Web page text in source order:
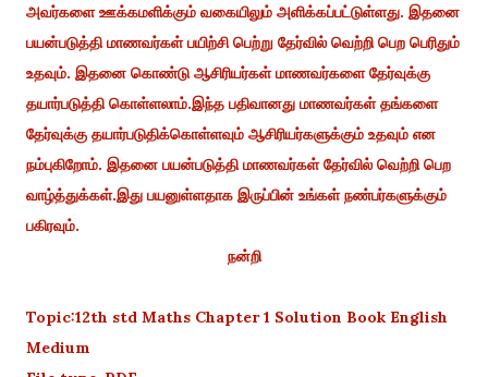
அவர்களை ஊக்கமளிக்கும் வகையிலும் அளிக்கப்பட்டுள்ளது. இதனை
பயன்படுத்தி மாணவர்கள் பயிற்சி பெற்று தேர்வில் வெற்றி பெற பெரிதும்
உதவும். இதனை கொண்டு ஆசிரியர்கள் மாணவர்களை தேர்வுக்கு
தயார்படுத்தி கொள்ளலாம்.இந்த பதிவானது மாணவர்கள் தங்களை
தேர்வுக்கு தயார்படுதிக்கொள்ளவும் ஆசிரியர்களுக்கும் உதவும் என
நம்புகிறோம். இதனை பயன்படுத்தி மாணவர்கள் தேர்வில் வெற்றி பெற
வாழ்த்துக்கள்.இது பயனுள்ளதாக இருப்பின் உங்கள் நண்பர்களுக்கும்
பகிரவும்.
நன்றி
Topic:12th std Maths Chapter 1 Solution Book English
Medium